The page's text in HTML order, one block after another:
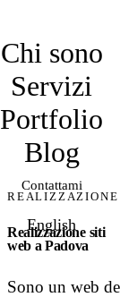
Chi sono
Servizi
Portfolio
Blog
Contattami
English
REALIZZAZIONE
Realizzazione siti
web a Padova
Sono un web